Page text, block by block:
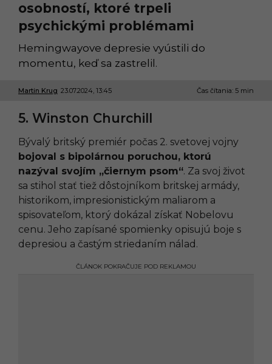
osobností, ktoré trpeli
psychickými problémami
Hemingwayove depresie vyústili do
momentu, keď sa zastrelil.
Martin Krug 23.07.2024, 13:45
2
0
.
0
2
,
2
:
0
Čas čítania: 5 min
5. Winston Churchill
Bývalý britský premiér počas 2. svetovej vojny
bojoval s bipolárnou poruchou, ktorú
nazýval svojím „čiernym psom“. Za svoj život
sa stihol stať tiež dôstojníkom britskej armády,
historikom, impresionistickým maliarom a
spisovateľom, ktorý dokázal získať Nobelovu
cenu. Jeho zapísané spomienky opisujú boje s
depresiou a častým striedaním nálad.
ČLÁNOK POKRAČUJE POD REKLAMOU